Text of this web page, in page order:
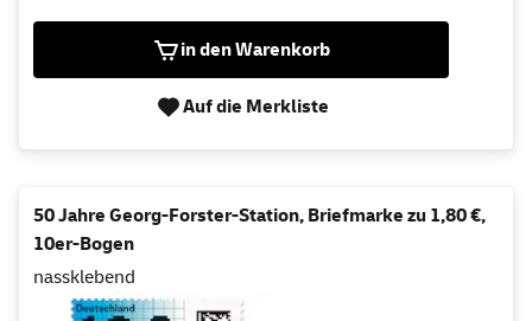
in den Warenkorb
Auf die Merkliste
50 Jahre Georg-Forster-Station, Briefmarke zu 1,80 €,
10er-Bogen
nassklebend